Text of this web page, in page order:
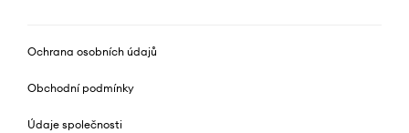
Ochrana osobních údajů
Obchodní podmínky
Údaje společnosti